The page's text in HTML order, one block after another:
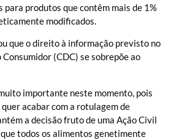
para produtos que contêm mais de 1%
modificados.
que o direito à informação previsto no
(CDC) se sobrepõe ao
importante neste momento, pois
acabar com a rotulagem de
a decisão fruto de uma Ação Civil
todos os alimentos genetimente